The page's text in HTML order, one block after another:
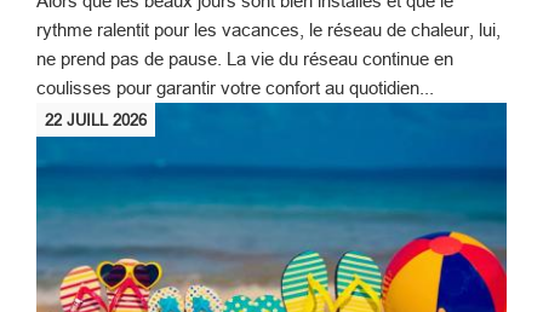
rythme ralentit pour les vacances, le réseau de chaleur, lui,
ne prend pas de pause. La vie du réseau continue en
coulisses pour garantir votre confort au quotidien...
22 JUILL2026